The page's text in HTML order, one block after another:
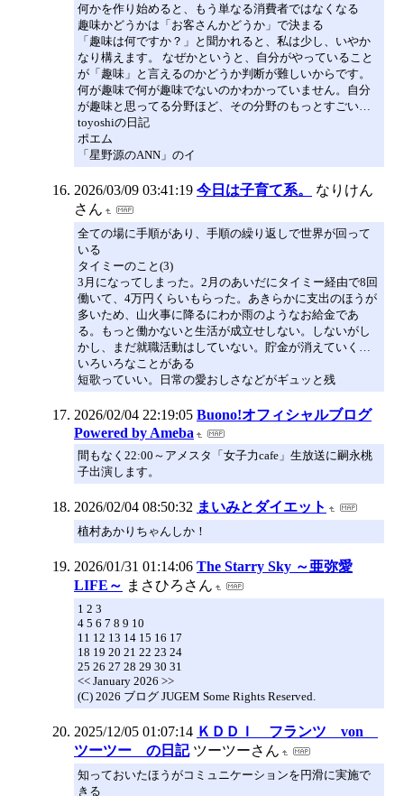
何かを作り始めると、もう単なる消費者ではなくなる
趣味かどうかは「お客さんかどうか」で決まる
「趣味は何ですか？」と聞かれると、私は少し、いやか
なり構えます。 なぜかというと、自分がやっていること
が「趣味」と言えるのかどうか判断が難しいからです。
何が趣味で何が趣味でないのかわかっていません。自分
が趣味と思ってる分野ほど、その分野のもっとすごい…
toyoshiの日記
ポエム
「星野源のANN」のイ
2026/03/09 03:41:19 今日は子育て系。
なりけん
さん
全ての場に手順があり、手順の繰り返しで世界が回って
いる
タイミーのこと(3)
3月になってしまった。2月のあいだにタイミー経由で8回
働いて、4万円くらいもらった。あきらかに支出のほうが
多いため、山火事に降るにわか雨のようなお給金であ
る。もっと働かないと生活が成立せしない。しないがし
かし、まだ就職活動はしていない。貯金が消えていく…
いろいろなことがある
短歌っていい。日常の愛おしさなどがギュッと残
2026/02/04 22:19:05 Buono!オフィシャルブログ
Powered by Ameba
間もなく22:00～アメスタ「女子力cafe」生放送に嗣永桃
子出演します。
2026/02/04 08:50:32 まいみとダイエット
植村あかりちゃんしか！
2026/01/31 01:14:06 The Starry Sky ～亜弥愛
LIFE～ まさひろさん
1 2 3
4 5 6 7 8 9 10
11 12 13 14 15 16 17
18 19 20 21 22 23 24
25 26 27 28 29 30 31
<< January 2026 >>
(C) 2026 ブログ JUGEM Some Rights Reserved.
2025/12/05 01:07:14 ＫＤＤＩ フランツ von
ツーツー の日記 ツーツーさん
知っておいたほうがコミュニケーションを円滑に実施で
きる